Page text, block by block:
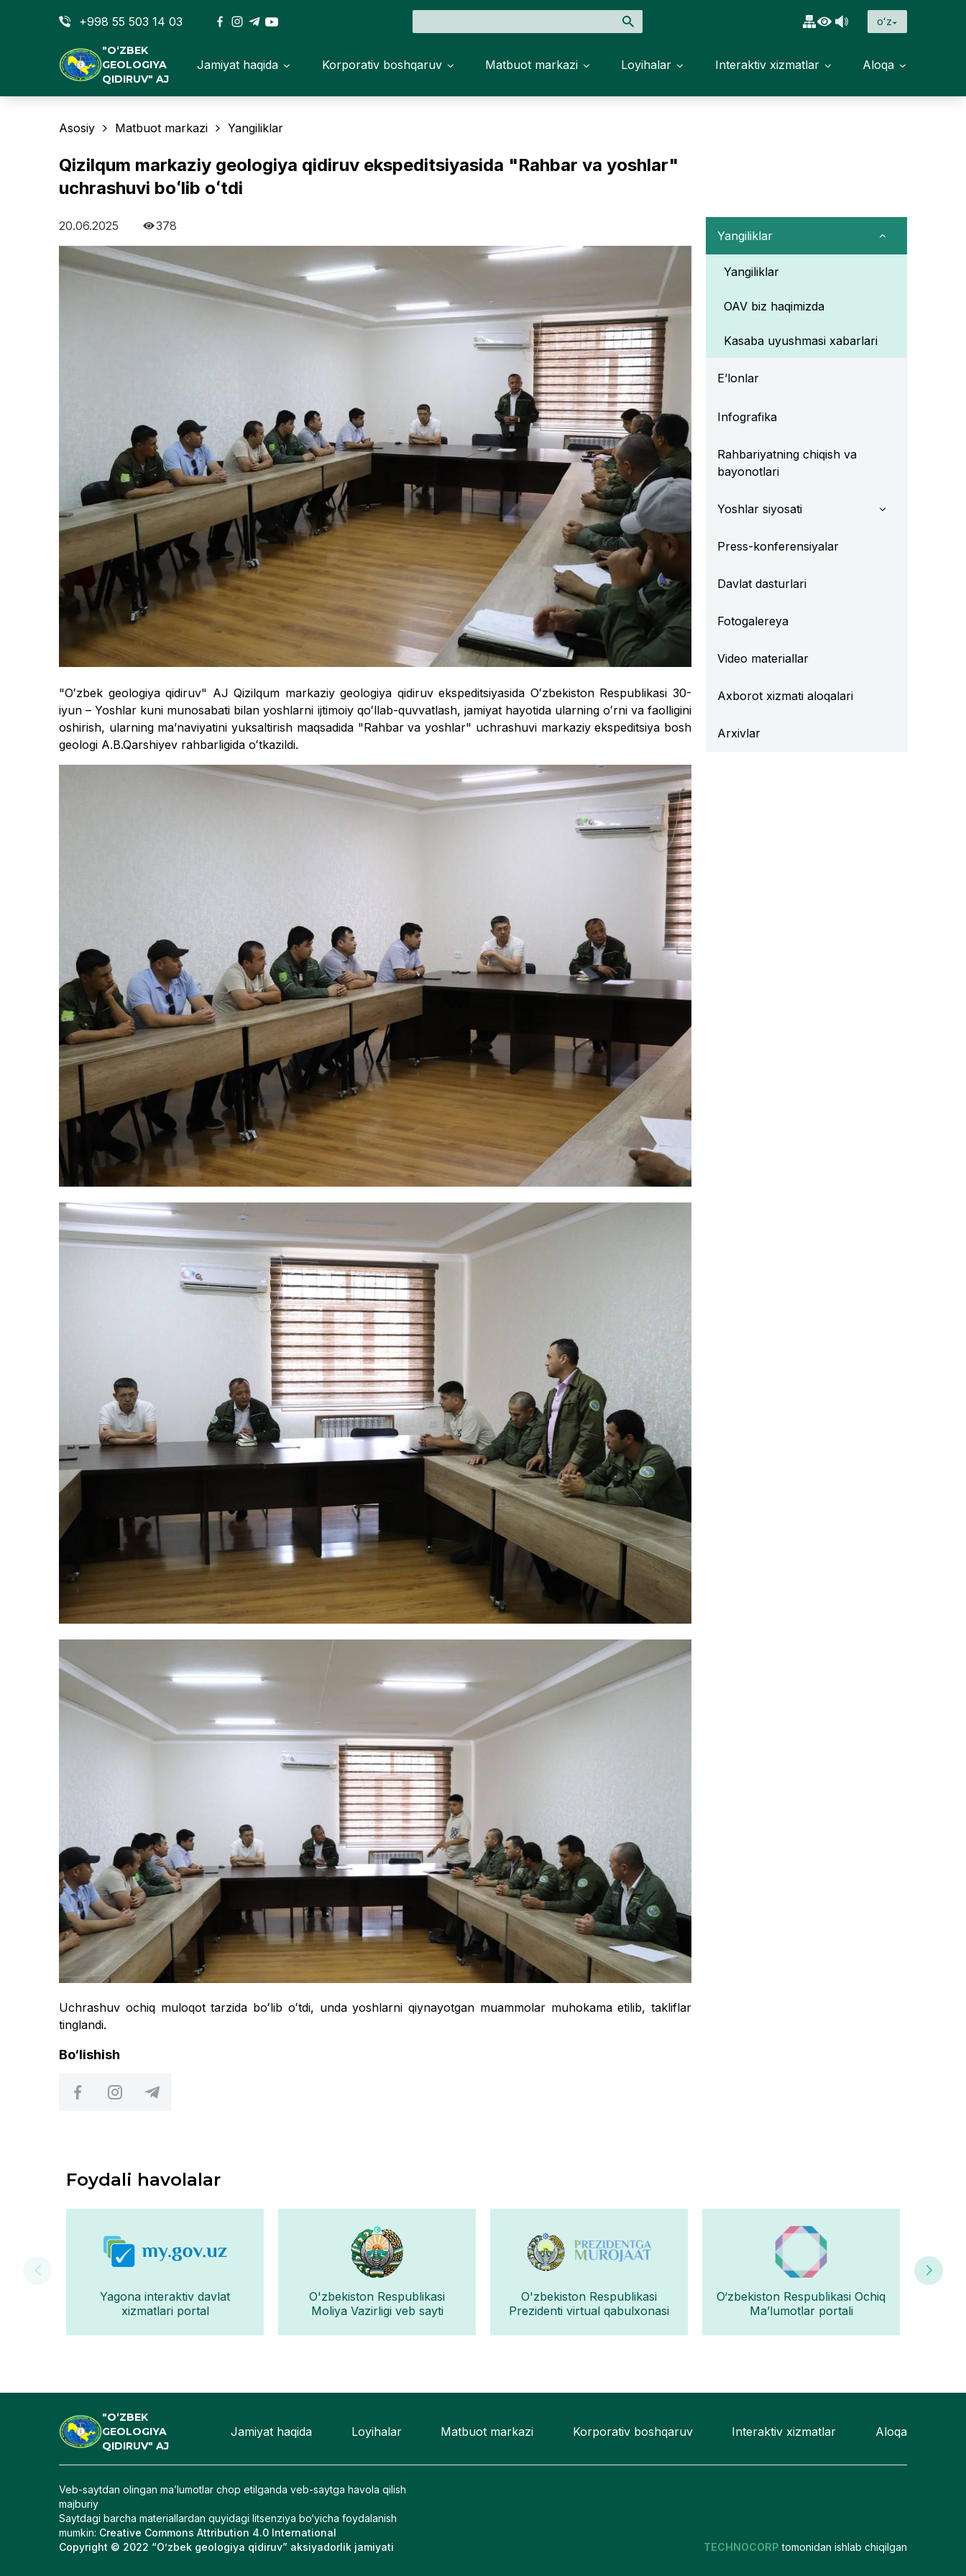
+998 55 503 14 03 oʻz
"O‘ZBEK
GEOLOGIYA
QIDIRUV" AJ
Jamiyat haqida Korporativ boshqaruv Matbuot markazi Loyihalar Interaktiv xizmatlar Aloqa
Asosiy Matbuot markazi Yangiliklar
Qizilqum markaziy geologiya qidiruv ekspeditsiyasida "Rahbar va yoshlar"
uchrashuvi boʻlib oʻtdi
20.06.2025 378
"Oʻzbek geologiya qidiruv" AJ Qizilqum markaziy geologiya qidiruv ekspeditsiyasida Oʻzbekiston Respublikasi 30-
iyun – Yoshlar kuni munosabati bilan yoshlarni ijtimoiy qoʻllab-quvvatlash, jamiyat hayotida ularning oʻrni va faolligini
oshirish, ularning maʼnaviyatini yuksaltirish maqsadida "Rahbar va yoshlar" uchrashuvi markaziy ekspeditsiya bosh
geologi A.B.Qarshiyev rahbarligida oʻtkazildi.
Uchrashuv ochiq muloqot tarzida boʻlib oʻtdi, unda yoshlarni qiynayotgan muammolar muhokama etilib, takliflar
tinglandi.
Bo‘lishish
Yangiliklar
Yangiliklar
OAV biz haqimizda
Kasaba uyushmasi xabarlari
E’lonlar
Infografika
Rahbariyatning chiqish va
bayonotlari
Yoshlar siyosati
Press-konferensiyalar
Davlat dasturlari
Fotogalereya
Video materiallar
Axborot xizmati aloqalari
Arxivlar
Foydali havolalar
Yagona interaktiv davlat
xizmatlari portal
O'zbekiston Respublikasi
Moliya Vazirligi veb sayti
O'zbekiston Respublikasi
Prezidenti virtual qabulxonasi
O‘zbekiston Respublikasi Ochiq
Ma’lumotlar portali
"O‘ZBEK
GEOLOGIYA
QIDIRUV" AJ
Jamiyat haqida Loyihalar Matbuot markazi Korporativ boshqaruv Interaktiv xizmatlar Aloqa
Veb-saytdan olingan maʼlumotlar chop etilganda veb-saytga havola qilish
majburiy
Saytdagi barcha materiallardan quyidagi litsenziya bo‘yicha foydalanish
mumkin: Creative Commons Attribution 4.0 International
Copyright © 2022 “O’zbek geologiya qidiruv” aksiyadorlik jamiyati
TECHNOCORP tomonidan ishlab chiqilgan